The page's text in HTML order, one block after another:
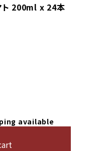
ト 200ml x 24本
available